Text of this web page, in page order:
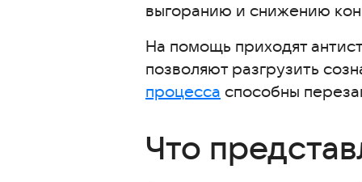
My Oasis
Loóna
Sand:box
Calm Urge
Лучшие антистресс-
Идеальный Крем
выгоранию и снижению
На помощь приходят
позволяют разгрузить
процесса способны
Что